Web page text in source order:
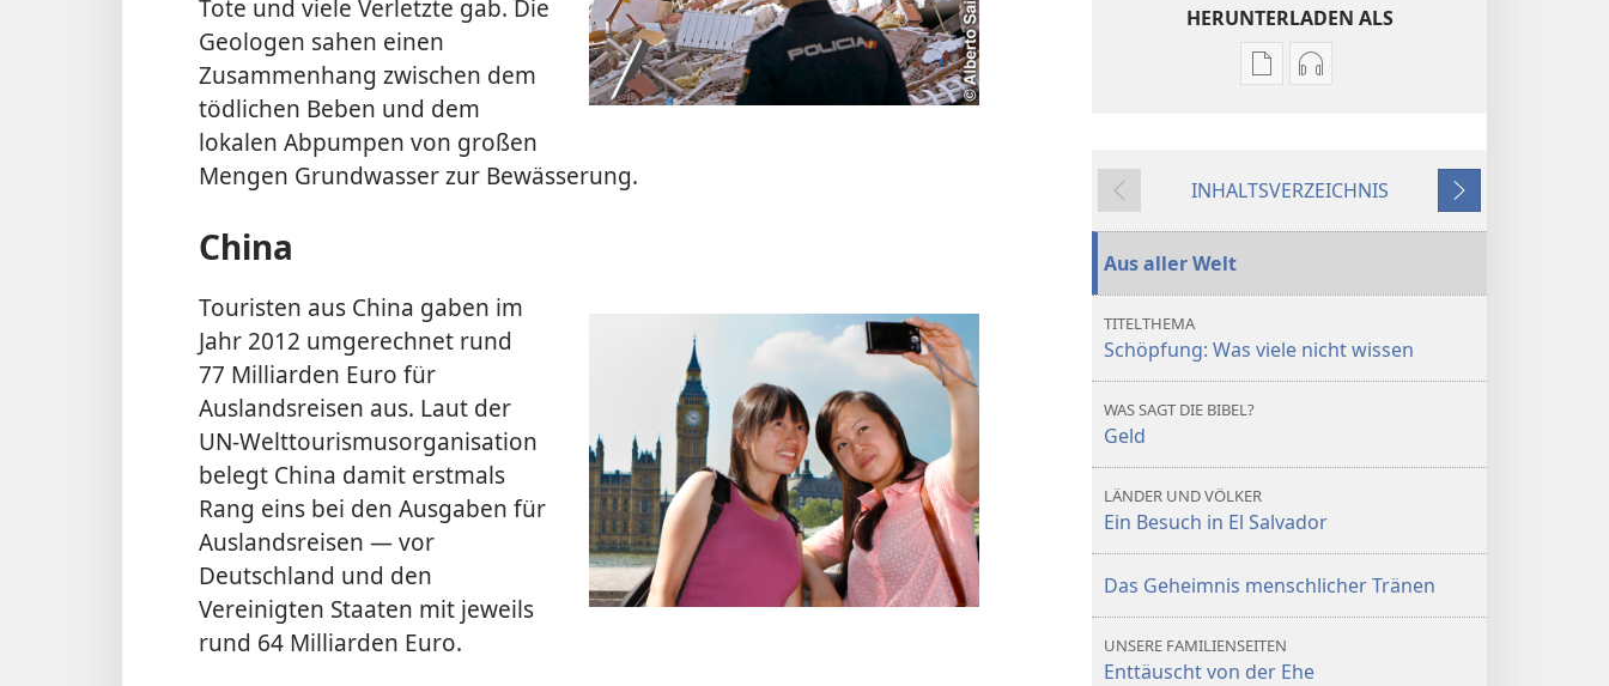
Tote und viele Verletzte gab. Die
Geologen sahen einen
Zusammenhang zwischen dem
tödlichen Beben und dem
lokalen Abpumpen von großen
Mengen Grundwasser zur Bewässerung.
China
Touristen aus China gaben im
Jahr 2012 umgerechnet rund
77 Milliarden Euro für
Auslandsreisen aus. Laut der
UN-Welttourismusorganisation
belegt China damit erstmals
Rang eins bei den Ausgaben für
Auslandsreisen — vor
Deutschland und den
Vereinigten Staaten mit jeweils
rund 64 Milliarden Euro.
HERUNTERLADEN ALS
Downloadoptionen
Schöpfung:
Downloadoptionen
Schöpfung:
Zurück
INHALTSVERZEICHNIS
Weiter
Aus aller Welt
TITELTHEMA
Schöpfung: Was viele nicht wissen
WAS SAGT DIE BIBEL?
Geld
LÄNDER UND VÖLKER
Ein Besuch in El Salvador
Das Geheimnis menschlicher Tränen
UNSERE FAMILIENSEITEN
Enttäuscht von der Ehe